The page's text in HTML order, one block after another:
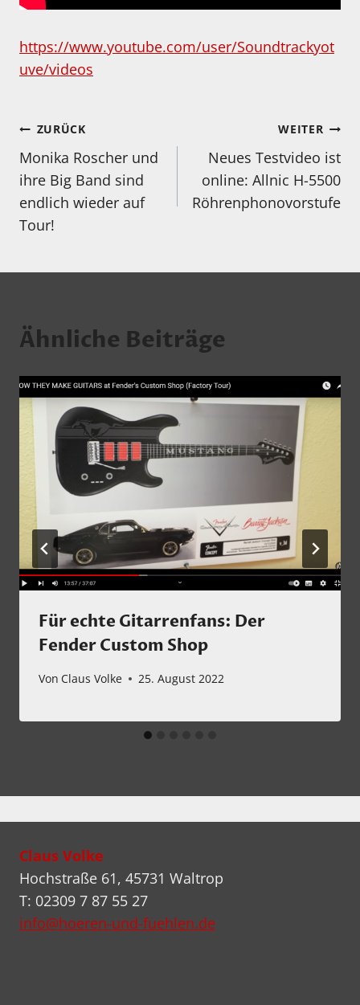
https://www.youtube.com/user/Soundtrackyot
uve/videos
Beitragsnavigation
ZURÜCK
Monika Roscher und
ihre Big Band sind
endlich wieder auf
Tour!
WEITER
Neues Testvideo ist
online: Allnic H-5500
Röhrenphonovorstufe
Ähnliche Beiträge
Für echte Gitarrenfans: Der
Fender Custom Shop
Von Claus Volke 25. August 2022
Claus Volke
Hochstraße 61, 45731 Waltrop
T: 02309 7 87 55 27
info@hoeren-und-fuehlen.de